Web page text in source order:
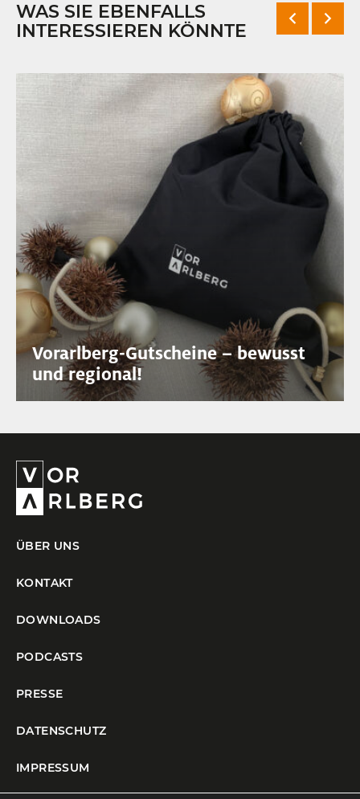
WAS SIE EBENFALLS
INTERESSIEREN KÖNNTE
Vorarlberg-Gutscheine – bewusst
und regional!
ÜBER UNS
KONTAKT
DOWNLOADS
PODCASTS
PRESSE
DATENSCHUTZ
IMPRESSUM